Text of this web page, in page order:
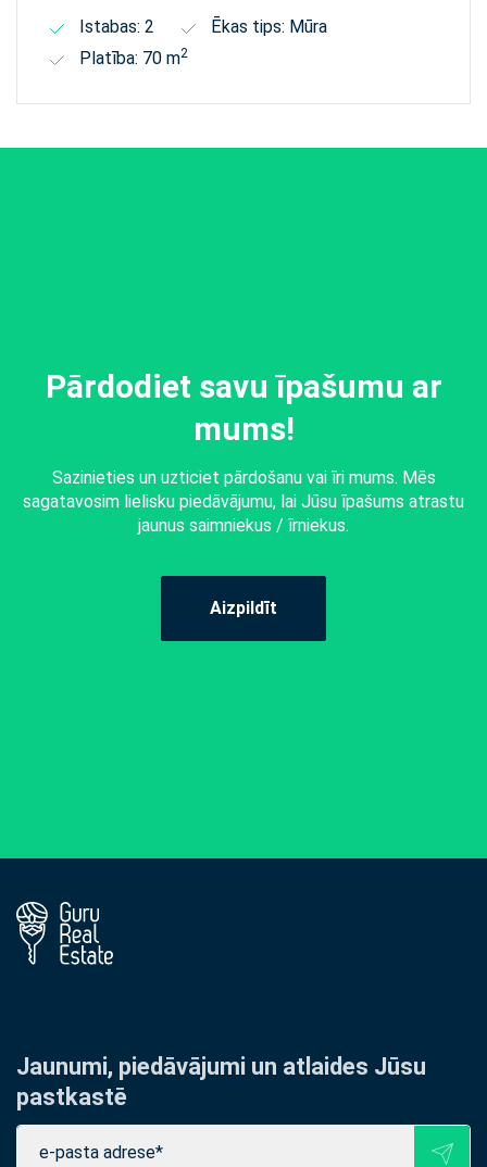
Istabas: 2
Ēkas tips: Mūra
Platība: 70 m2
Pārdodiet savu īpašumu ar
mums!
Sazinieties un uzticiet pārdošanu vai īri mums. Mēs
sagatavosim lielisku piedāvājumu, lai Jūsu īpašums atrastu
jaunus saimniekus / īrniekus.
Aizpildīt
Jaunumi, piedāvājumi un atlaides Jūsu
pastkastē